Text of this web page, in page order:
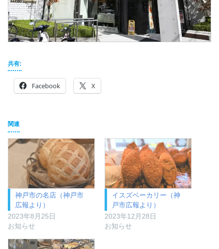
共有:
Facebook X
関連
神戸市の名店（神戸市
広報より）
2023年8月25日
お知らせ
イスズベーカリー（神
戸市広報より）
2023年12月28日
お知らせ